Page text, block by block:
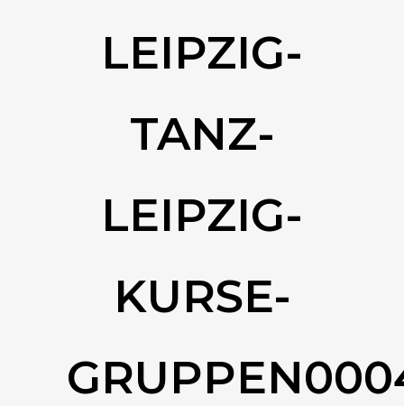
LEIPZIG-
TANZ-
LEIPZIG-
KURSE-